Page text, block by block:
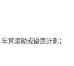
資獎勵或優惠計劃；